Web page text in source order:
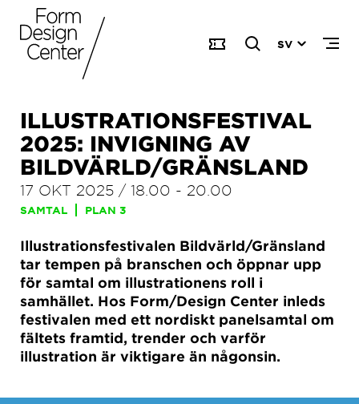
SV
ILLUSTRATIONSFESTIVAL
2025: INVIGNING AV
BILDVÄRLD/GRÄNSLAND
17 OKT 2025 / 18.00 - 20.00
SAMTAL PLAN 3
Illustrationsfestivalen Bildvärld/Gränsland
tar tempen på branschen och öppnar upp
för samtal om illustrationens roll i
samhället. Hos Form/Design Center inleds
festivalen med ett nordiskt panelsamtal om
fältets framtid, trender och varför
illustration är viktigare än någonsin.